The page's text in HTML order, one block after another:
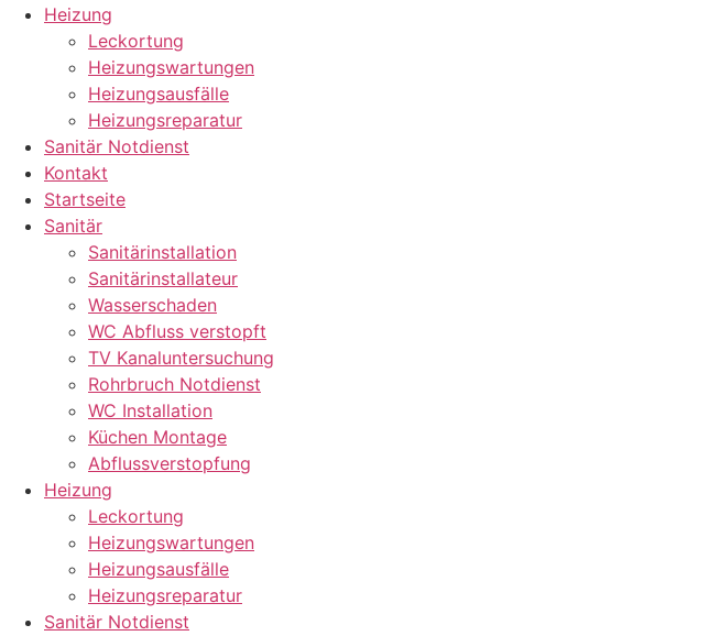
Heizung
Leckortung
Heizungswartungen
Heizungsausfälle
Heizungsreparatur
Sanitär Notdienst
Kontakt
Startseite
Sanitär
Sanitärinstallation
Sanitärinstallateur
Wasserschaden
WC Abfluss verstopft
TV Kanaluntersuchung
Rohrbruch Notdienst
WC Installation
Küchen Montage
Abflussverstopfung
Heizung
Leckortung
Heizungswartungen
Heizungsausfälle
Heizungsreparatur
Sanitär Notdienst